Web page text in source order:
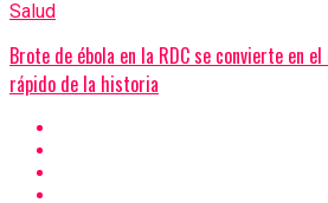
Salud
Brote de ébola en la RDC se convierte en
rápido de la historia